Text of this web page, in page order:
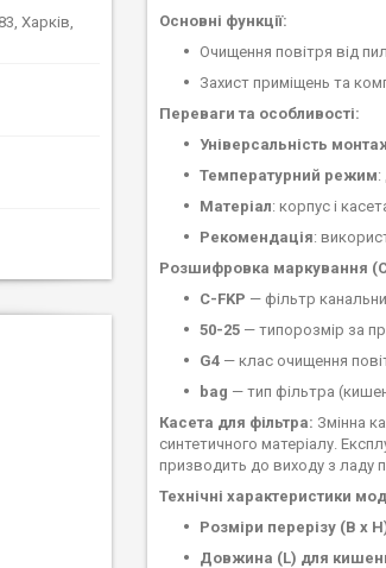
Основні функції:
Очищення повітря від
Захист приміщень та
Переваги та особливості:
Універсальність
Температурний режим:
Матеріал: корпус і
Рекомендація:
Розшифровка маркування
C-FKP — фільтр
50-25 — типорозмір за
G4 — клас очищення
bag — тип фільтра
Касета для фільтра: Змінна
синтетичного матеріалу.
призводить до виходу з ладу
Технічні характеристики
Розміри перерізу (B x
Довжина (L) для
Харків,